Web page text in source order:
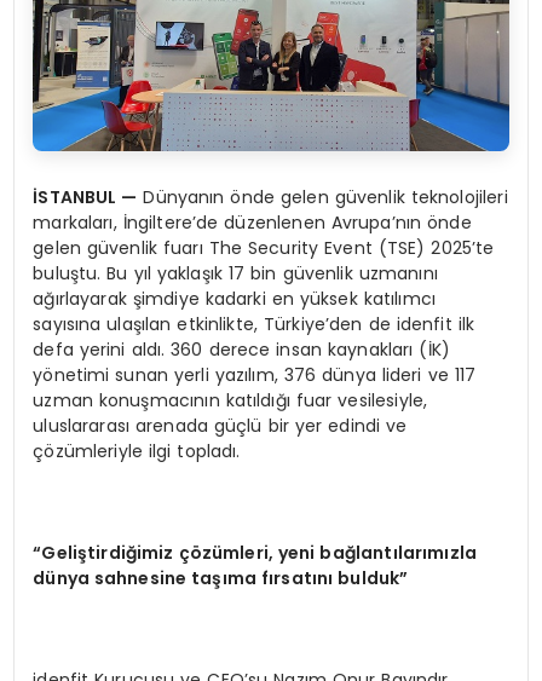
İSTANBUL — Dünyanın önde gelen güvenlik teknolojileri
markaları, İngiltere’de düzenlenen Avrupa’nın önde
gelen güvenlik fuarı The Security Event (TSE) 2025’te
buluştu. Bu yıl yaklaşık 17 bin güvenlik uzmanını
ağırlayarak şimdiye kadarki en yüksek katılımcı
sayısına ulaşılan etkinlikte, Türkiye’den de idenfit ilk
defa yerini aldı. 360 derece insan kaynakları (İK)
yönetimi sunan yerli yazılım, 376 dünya lideri ve 117
uzman konuşmacının katıldığı fuar vesilesiyle,
uluslararası arenada güçlü bir yer edindi ve
çözümleriyle ilgi topladı.
“Geliştirdiğimiz çözümleri, yeni bağlantılarımızla
dünya sahnesine taşıma fırsatını bulduk”